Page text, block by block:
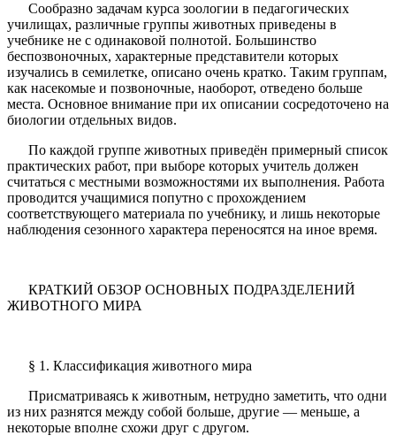
Сообразно задачам курса зоологии в педагогических
училищах, различные группы животных приведены в
учебнике не с одинаковой полнотой. Большинство
беспозвоночных, характерные представители которых
изучались в семилетке, описано очень кратко. Таким группам,
как насекомые и позвоночные, наоборот, отведено больше
места. Основное внимание при их описании сосредоточено на
биологии отдельных видов.
По каждой группе животных приведён примерный список
практических работ, при выборе которых учитель должен
считаться с местными возможностями их выполнения. Работа
проводится учащимися попутно с прохождением
соответствующего материала по учебнику, и лишь некоторые
наблюдения сезонного характера переносятся на иное время.
КРАТКИЙ ОБЗОР ОСНОВНЫХ ПОДРАЗДЕЛЕНИЙ
ЖИВОТНОГО МИРА
§ 1. Классификация животного мира
Присматриваясь к животным, нетрудно заметить, что одни
из них разнятся между собой больше, другие — меньше, а
некоторые вполне схожи друг с другом.